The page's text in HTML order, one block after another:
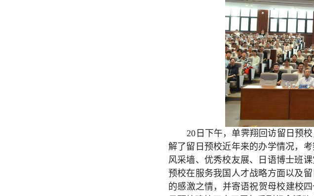
20日下午，单霁翔回访留日预
解了留日预校近年来的办学情况，
风采墙、优秀校友展、日语博士班
预校在服务我国人才战略方面以及
的感激之情，并寄语祝贺母校建校